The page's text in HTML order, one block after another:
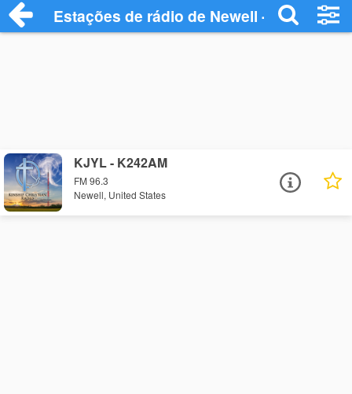
Estações de rádio de Newell - Ouça
KJYL - K242AM
FM 96.3
Newell, United States